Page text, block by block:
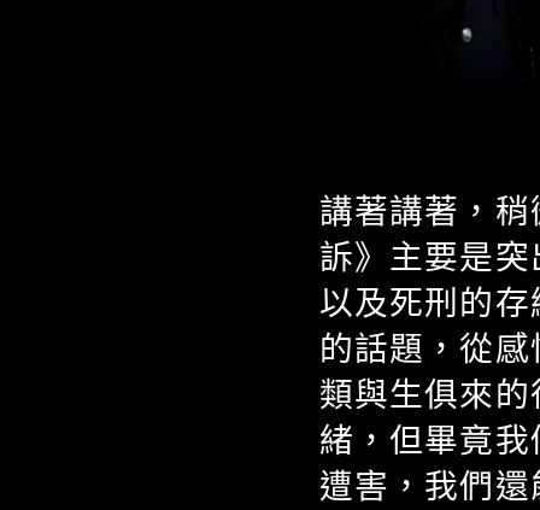
講著講著，
訴》主要是
以及死刑的
的話題，從
類與生俱來
緒，但畢竟
遭害，我們